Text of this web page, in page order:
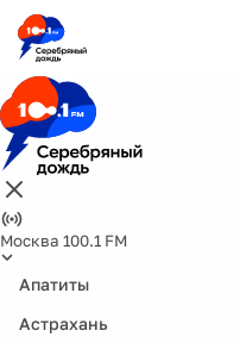
Москва 100.1 FM
Апатиты
Астрахань